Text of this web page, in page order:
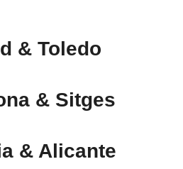
& Toledo
& Sitges
& Alicante